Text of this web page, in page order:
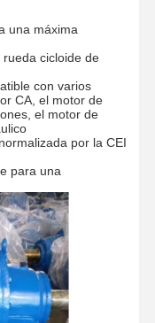
una máxima
cicloide de
con varios
CA, el motor de
el motor de
por la CEI
para una